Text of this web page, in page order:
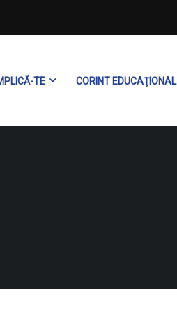
TE CORINT EDUCAŢIONAL